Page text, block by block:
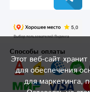
Этот веб-сайт
для обеспечения
для маркетинга,
Способы оплаты